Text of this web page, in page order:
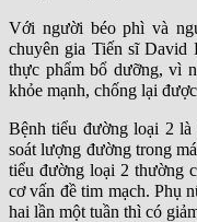
Với người béo phì và
chuyên gia Tiến sĩ David
thực phẩm bổ dưỡng, vì
khỏe mạnh, chống lại
Bệnh tiểu đường loại 2
soát lượng đường trong
tiểu đường loại 2 thường
cơ vấn đề tim mạch. Phụ
hai lần một tuần thì có